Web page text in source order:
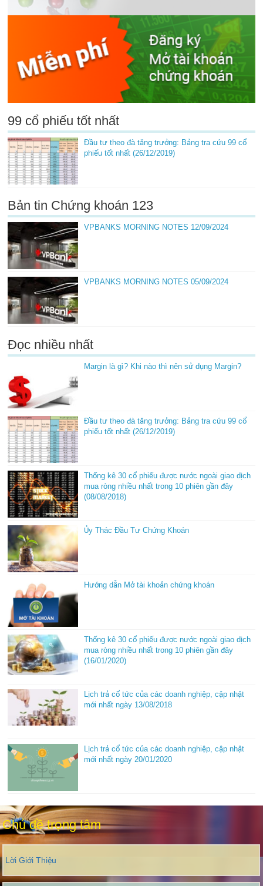
99 cổ phiếu tốt nhất
Đầu tư theo đà tăng trưởng: Bảng tra cứu 99 cổ
phiếu tốt nhất (26/12/2019)
Bản tin Chứng khoán 123
VPBANKS MORNING NOTES 12/09/2024
VPBANKS MORNING NOTES 05/09/2024
Đọc nhiều nhất
Margin là gì? Khi nào thì nên sử dụng Margin?
Đầu tư theo đà tăng trưởng: Bảng tra cứu 99 cổ
phiếu tốt nhất (26/12/2019)
Thống kê 30 cổ phiếu được nước ngoài giao dịch
mua ròng nhiều nhất trong 10 phiên gần đây
(08/08/2018)
Ủy Thác Đầu Tư Chứng Khoán
Hướng dẫn Mở tài khoản chứng khoán
Thống kê 30 cổ phiếu được nước ngoài giao dịch
mua ròng nhiều nhất trong 10 phiên gần đây
(16/01/2020)
Lịch trả cổ tức của các doanh nghiệp, cập nhật
mới nhất ngày 13/08/2018
Lịch trả cổ tức của các doanh nghiệp, cập nhật
mới nhất ngày 20/01/2020
Chủ đề trọng tâm
Lời Giới Thiệu